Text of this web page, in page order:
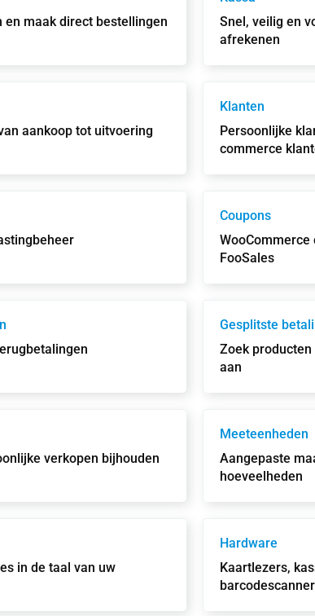
en maak direct bestellingen
Snel, veilig en
afrekenen
aankoop tot uitvoering
Klanten
Persoonlijke
commerce
Coupons
WooCommerce
FooSales
Gesplitste
Zoek
aan
verkopen bijhouden
Meeteenheden
Aangepaste
hoeveelheden
in de taal van uw
Hardware
Kaartlezers,